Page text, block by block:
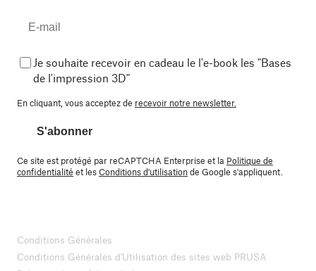
Je souhaite recevoir en cadeau le l'e-book les "Bases
de l'impression 3D"
En cliquant, vous acceptez de recevoir notre newsletter.
S'abonner
Ce site est protégé par reCAPTCHA Enterprise et la Politique de
confidentialité et lesConditions d'utilisationde Google s'appliquent.
Conditions Générales
Conditions Générales d'Utilisation des sites web PRUSA